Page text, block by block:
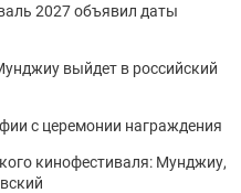
2027 объявил даты
выйдет в российский
с церемонии награждения
кинофестиваля: Мунджиу,